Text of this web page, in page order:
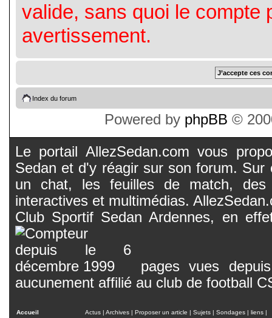
valide, sans quoi le compte
avertissement.
Index du forum
Powered by phpBB ©
Le portail AllezSedan.com vous
Sedan et d'y réagir sur son forum.
un chat, les feuilles de match, des
interactives et multimédias.
Club Sportif Sedan Ardennes, en
pages vues
aucunement affilié au club de football
Accueil Actus | Archives | Proposer un article | Sujets | Sondages | liens |